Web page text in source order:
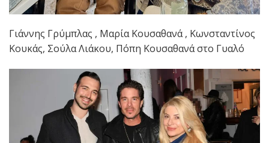
Γιάννης Γρύμπλας , Μαρία Κουσαθανά , Κωνσταντίνος
Κουκάς, Σούλα Λιάκου, Πόπη Κουσαθανά στο Γυαλό